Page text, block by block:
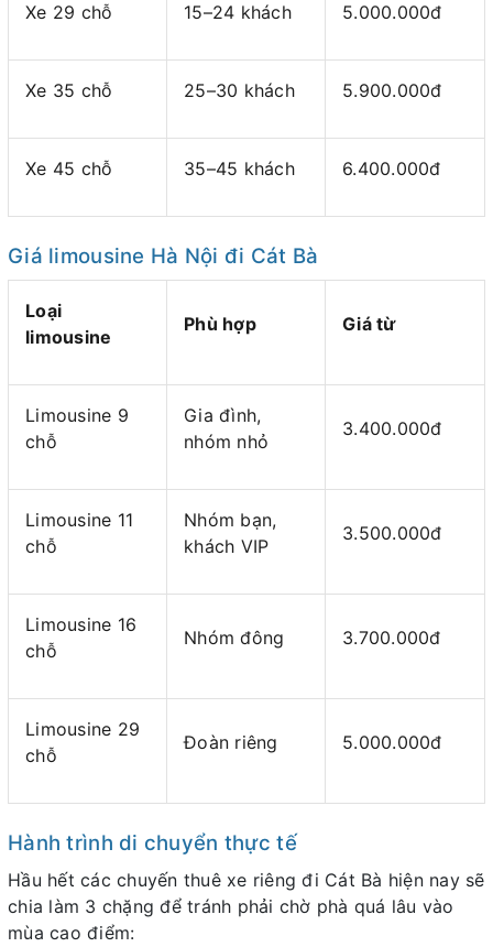
Xe 29 chỗ 15–24 khách 5.000.000đ
Xe 35 chỗ 25–30 khách 5.900.000đ
Xe 45 chỗ 35–45 khách 6.400.000đ
Giá limousine Hà Nội đi Cát Bà
Loại
limousine
Phù hợp Giá từ
Limousine 9
chỗ
Gia đình,
nhóm nhỏ
3.400.000đ
Limousine 11
chỗ
Nhóm bạn,
khách VIP
3.500.000đ
Limousine 16
chỗ
Nhóm đông 3.700.000đ
Limousine 29
chỗ
Đoàn riêng 5.000.000đ
Hành trình di chuyển thực tế
Hầu hết các chuyến thuê xe riêng đi Cát Bà hiện nay sẽ
chia làm 3 chặng để tránh phải chờ phà quá lâu vào
mùa cao điểm: